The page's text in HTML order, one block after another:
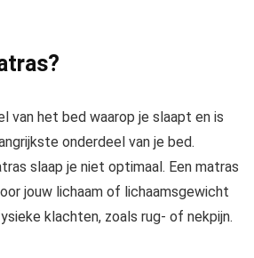
van het bed waarop je slaapt en is
onderdeel van je bed.
slaap je niet optimaal. Een matras
jouw lichaam of lichaamsgewicht
klachten, zoals rug- of nekpijn.